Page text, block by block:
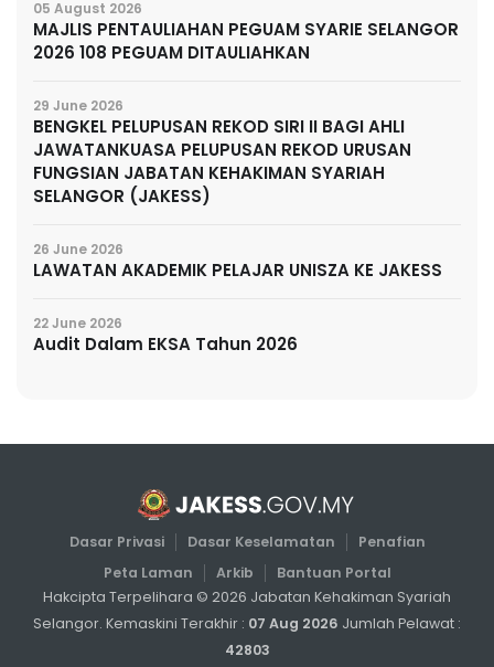
05 August 2026
MAJLIS PENTAULIAHAN PEGUAM SYARIE SELANGOR
2026 108 PEGUAM DITAULIAHKAN
29 June 2026
BENGKEL PELUPUSAN REKOD SIRI II BAGI AHLI
JAWATANKUASA PELUPUSAN REKOD URUSAN
FUNGSIAN JABATAN KEHAKIMAN SYARIAH
SELANGOR (JAKESS)
26 June 2026
LAWATAN AKADEMIK PELAJAR UNISZA KE JAKESS
22 June 2026
Audit Dalam EKSA Tahun 2026
Dasar Privasi Dasar Keselamatan
Penafian
Peta Laman
Arkib
Bantuan Portal
Hakcipta Terpelihara © 2026 Jabatan Kehakiman Syariah
Selangor. Kemaskini Terakhir : 07 Aug 2026 Jumlah Pelawat :
42803